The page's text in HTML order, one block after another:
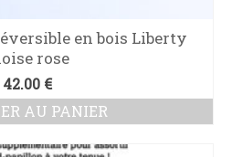
en bois Liberty
rose
42.00 €
AU PANIER